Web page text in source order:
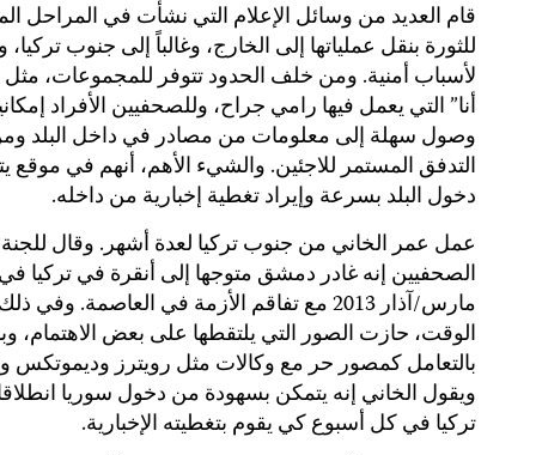
قام العديد من وسائل الإعلام التي نشأت في المراحل
للثورة بنقل عملياتها إلى الخارج، وغالباً إلى جنوب
لأسباب أمنية. ومن خلف الحدود تتوفر للمجموعات، مثل
أنا” التي يعمل فيها رامي جراح، وللصحفيين الأفراد
وصول سهلة إلى معلومات من مصادر في داخل البلد
التدفق المستمر للاجئين. والشيء الأهم، أنهم في موقع
دخول البلد بسرعة وإيراد تغطية إخبارية من داخله.
عمل عمر الخاني من جنوب تركيا لعدة أشهر. وقال
الصحفيين إنه غادر دمشق متوجها إلى أنقرة في تركيا
مارس/آذار 2013 مع تفاقم الأزمة في العاصمة. وفي
الوقت، حازت الصور التي يلتقطها على بعض الاهتمام،
بالتعامل كمصور حر مع وكالات مثل رويترز وديموتكس
ويقول الخاني إنه يتمكن بسهودة من دخول سوريا
تركيا في كل أسبوع كي يقوم بتغطيته الإخبارية.